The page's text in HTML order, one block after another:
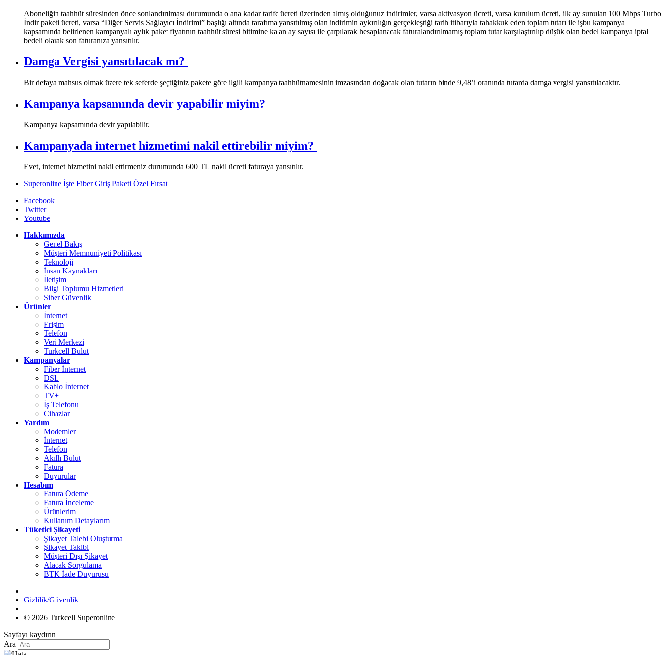
​Aboneliğin taahhüt süresinden önce sonlandırılması durumunda o ana kadar tarife ücreti üzerinden almış olduğunuz indirimler, varsa aktivasyon ücreti, varsa kurulum ücreti, ilk ay sunulan 100 Mbps Turbo
İndir paketi ücreti, varsa “Diğer Servis Sağlayıcı İndirimi” başlığı altında tarafıma yansıtılmış olan indirimin aykırılığın gerçekleştiği tarih itibarıyla tahakkuk eden toplam tutarı ile işbu kampanya
kapsamında belirlenen kampanyalı aylık paket fiyatının taahhüt süresi bitimine kalan ay sayısı ile çarpılarak hesaplanacak faturalandırılmamış toplam tutar karşılaştırılıp düşük olan bedel kampanya iptal
bedeli olarak son faturanıza yansıtılır.
Damga Vergisi yansıtılacak mı? ​​
Bir defaya mahsus olmak üzere tek seferde şeçtiğiniz pakete göre ilgili kampanya taahhütnamesinin imzasından doğacak olan tutarın binde 9,48’i oranında tutarda damga vergisi yansıtılacaktır.
Kampanya kapsamında devir yapabilir miyim?
​Kampanya kapsamında devir yapılabilir.
Kampanyada internet hizmetimi nakil ettirebilir miyim? ​
​Evet, internet hizmetini nakil ettirmeniz durumunda 600 TL nakil ücreti faturaya yansıtılır.
Superonline İşte Fiber Giriş Paketi Özel Fırsat
Facebook
Twitter
Youtube
Hakkımızda
Genel Bakış
Müşteri Memnuniyeti Politikası
Teknoloji
İnsan Kaynakları
İletişim
Bilgi Toplumu Hizmetleri
Siber Güvenlik
Ürünler
İnternet
Erişim
Telefon
Veri Merkezi
Turkcell Bulut
Kampanyalar
Fiber İnternet
DSL
Kablo İnternet
TV+
İş Telefonu
Cihazlar
Yardım
Modemler
İnternet
Telefon
Akıllı Bulut
Fatura
Duyurular
Hesabım
Fatura Ödeme
Fatura İnceleme
Ürünlerim
Kullanım Detaylarım
Tüketici Şikayeti
Şikayet Talebi Oluşturma
Şikayet Takibi
Müşteri Dışı Şikayet
Alacak Sorgulama
BTK İade Duyurusu
Gizlilik/Güvenlik
© 2026 Turkcell Superonline
Sayfayı kaydırın
Ara